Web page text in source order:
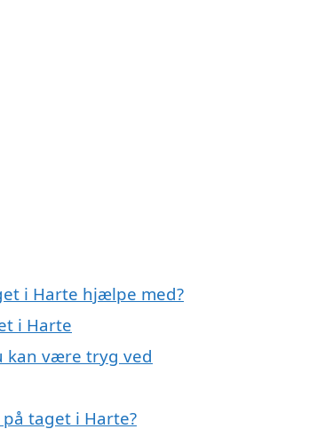
i Harte hjælpe med?
i Harte
kan være tryg ved
taget i Harte?